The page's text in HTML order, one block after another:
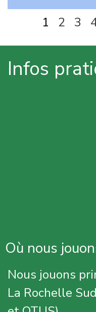
Page
1 Aller
2 3
Infos
Où nous
Nous jouons
La Rochelle